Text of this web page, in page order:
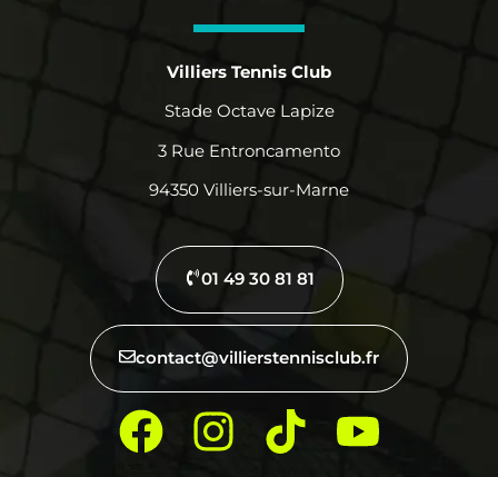
Villiers Tennis Club
Stade Octave Lapize
3 Rue Entroncamento
94350 Villiers-sur-Marne
01 49 30 81 81
contact@villierstennisclub.fr